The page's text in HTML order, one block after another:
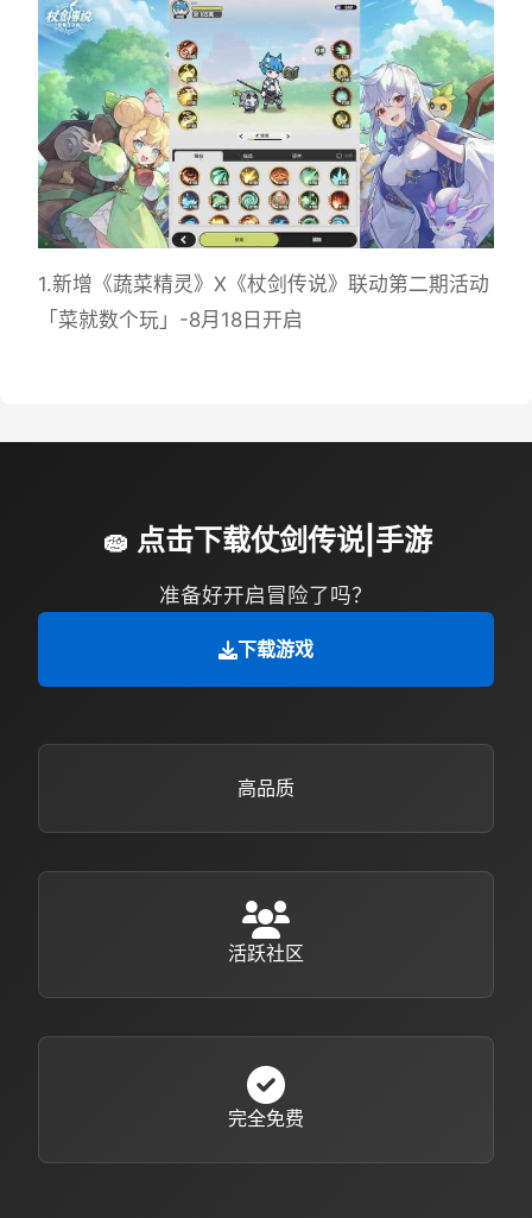
1.新增《蔬菜精灵》X《杖剑传说》联动第二期活动
「菜就数个玩」-8月18日开启
🧽 点击下载仗剑传说|手游
准备好开启冒险了吗？
下载游戏
高品质
活跃社区
完全免费